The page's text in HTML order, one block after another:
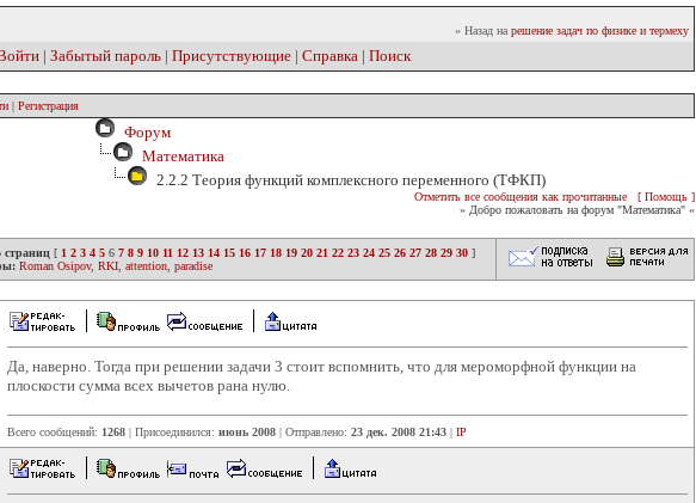
» Назад на решение задач по физике и термеху
| Забытый пароль | Присутствующие | Справка | Поиск
| Регистрация
Форум
Математика
2.2.2 Теория функций комплексного переменного (ТФКП)
Отметить все сообщения как прочитанные
[ Помощь ]
» Добро пожаловать на форум "Математика" «
страниц [ 1 2 3 4 5 6 7 8 9 10 11 12 13 14 15 16 17 18 19 20 21 22 23 24 25 26 27 28 29 30 ]
Roman Osipov, RKI attention paradise
Да, наверно. Тогда при решении задачи 3 стоит вспомнить, что для мероморфной функции на
плоскости сумма всех вычетов рана нулю.
Всего сообщений: 1268 | Присоединился: июнь 2008 | Отправлено: 23 дек. 2008 21:43 | IP